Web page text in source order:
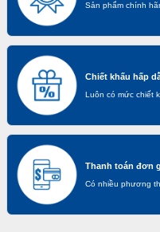
Sản phẩm chính
Chiết khấu hấp
Luôn có mức chiết
Thanh toán đơn
Có nhiều phương